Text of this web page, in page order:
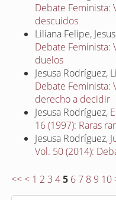
Debate Feminista:
descuidos
Liliana Felipe,
Debate Feminista:
duelos
Jesusa Rodríguez,
Debate Feminista:
derecho a decidir
Jesusa Rodríguez,
16 (1997): Raras
Jesusa Rodríguez,
Vol. 50 (2014):
<< < 1 2 3 4 5 6 7 8 9 10